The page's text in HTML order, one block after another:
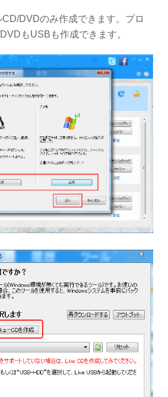
DVDのみ作成できます。プロ
もUSBも作成できます。